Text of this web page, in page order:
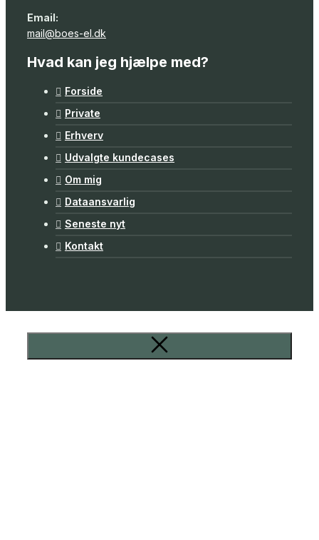
Email:
mail@boes-el.dk
Hvad kan jeg hjælpe med?
Forside
Private
Erhverv
Udvalgte kundecases
Om mig
Dataansvarlig
Seneste nyt
Kontakt